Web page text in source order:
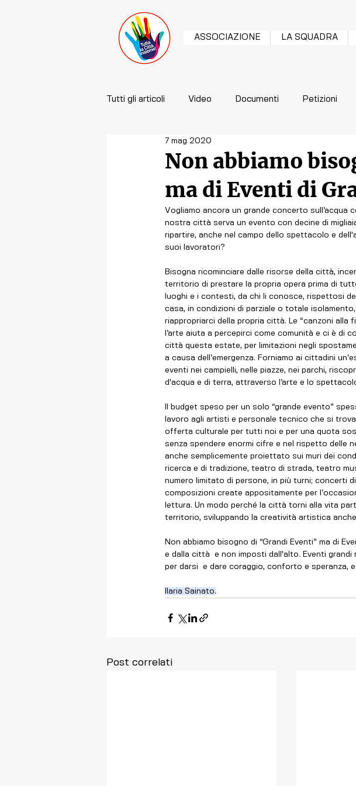
ASSOCIAZIONE LA SQUADRA
Tutti gli articoli Video Documenti Petizioni
Non abbiamo
ma di Eventi di
7 mag 2020
Vogliamo ancora un grande concerto sull’acqua
nostra città serva un evento con decine di
ripartire, anche nel campo dello spettacolo e
suoi lavoratori?
Bisogna ricominciare dalle risorse della città,
territorio di prestare la propria opera prima di
luoghi e i contesti, da chi li conosce, rispettosi
casa, in condizioni di parziale o totale
riappropriarci della propria città. Le “canzoni
l’arte aiuta a percepirci come comunità e ci è
città questa estate, per limitazioni negli
a causa dell’emergenza. Forniamo ai cittadini
eventi nei campielli, nelle piazze, nei parchi,
d'acqua e di terra, attraverso l’arte e lo
Il budget speso per un solo “grande evento”
lavoro agli artisti e personale tecnico che si
offerta culturale per tutti noi e per una quota
senza spendere enormi cifre e nel rispetto delle
anche semplicemente proiettato sui muri dei
ricerca e di tradizione, teatro di strada, teatro
numero limitato di persone, in più turni; concerti
composizioni create appositamente per
lettura. Un modo perché la città torni alla vita
territorio, sviluppando la creatività artistica
Non abbiamo bisogno di “Grandi Eventi” ma di
e dalla città  e non imposti dall'alto. Eventi
per darsi  e dare coraggio, conforto e speranza,
Ilaria Sainato.
Post correlati